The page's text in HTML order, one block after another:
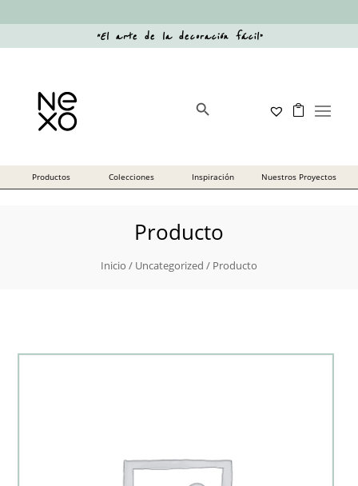
“El arte de la decoración fácil”
Producto
Inicio / Uncategorized / Producto